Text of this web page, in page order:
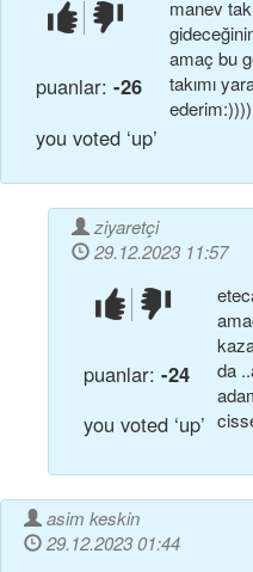
beğendim!beğenmedim!
puanlar: -26
you voted ‘up’
manev
amaç bu
takımı
ederim:))))
ziyaretçi
29.12.2023 11:57
beğendim!beğenmedim!
puanlar: -24
you voted ‘up’
da
asim keskin
29.12.2023 01:44